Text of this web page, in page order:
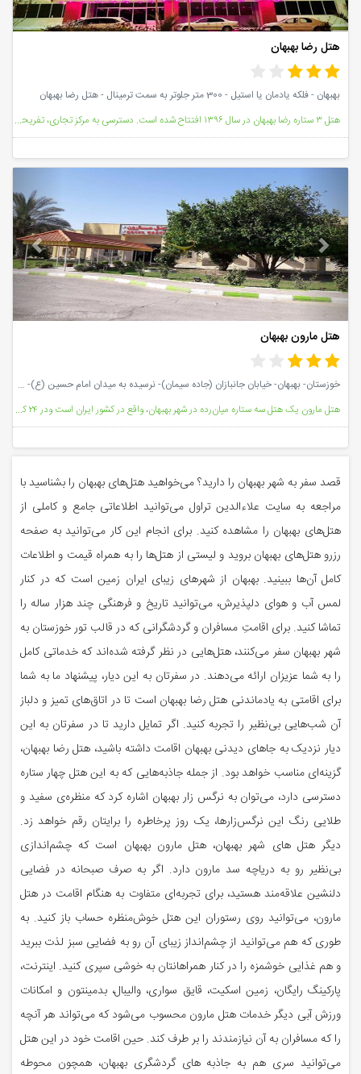
هتل رضا بهبهان
بهبهان - فلکه یادمان یا استیل - 300 متر جلوتر به سمت ترمینال - هتل رضا بهبهان
هتل ۳ ستاره رضا بهبهان در سال ۱۳۹۶ افتتاح شده است. دسترسی به مرکز تجاری، تفریحی آریاگان با فاصله ی ۵
Next
هتل مارون بهبهان
خوزستان- بهبهان- خیابان جانبازان (جاده سیمان)- نرسیده به میدان امام حسین (ع)- شرکت بهره برداری مارون- هتل مارون
هتل مارون یک هتل سه ستاره میان‌رده در شهر بهبهان، واقع در کشور ایران است ودر ۲۴ کیلومتری شهرستان بهب
قصد سفر به شهر بهبهان را دارید؟ می‌خواهید هتل‌های بهبهان را بشناسید با
مراجعه به سایت علاءالدین تراول می‌توانید اطلاعاتی جامع و کاملی از
هتل‌های بهبهان را مشاهده کنید. برای انجام این کار می‌توانید به صفحه
رزرو هتل‌های بهبهان بروید و لیستی از هتل‌ها را به همراه قیمت و اطلاعات
کامل آن‌ها ببینید. بهبهان از شهرهای زیبای ایران زمین است که در کنار
لمس آب و هوای دلپذیرش، می‌توانید تاریخ و فرهنگی چند هزار ساله را
تماشا کنید. برای اقامتِ مسافران و گردشگرانی که در قالب تور خوزستان به
شهر بهبهان سفر می‌کنند، هتل‌هایی در نظر گرفته شده‌اند که خدماتی کامل
را به شما عزیزان ارائه می‌دهند. در سفرتان به این دیار، پیشنهاد ما به شما
برای اقامتی به یادماندنی هتل رضا بهبهان است تا در اتاق‌های تمیز و دلباز
آن شب‌هایی بی‌نظیر را تجربه کنید. اگر تمایل دارید تا در سفرتان به این
دیار نزدیک به جاهای دیدنی بهبهان اقامت داشته باشید، هتل رضا بهبهان،
گزینه‌ای مناسب خواهد بود. از جمله جاذبه‌هایی که به این هتل چهار ستاره
دسترسی دارد، می‌توان به نرگس زار بهبهان اشاره کرد که منظره‌ی سفید و
طلایی رنگ این نرگس‌زارها، یک روز پرخاطره را برایتان رقم خواهد زد.
دیگر هتل های شهر بهبهان، هتل مارون بهبهان است که چشم‌اندازی
بی‌نظیر رو به دریاچه سد مارون دارد. اگر به صرف صبحانه در فضایی
دلنشین علاقه‌مند هستید، برای تجربه‌ای متفاوت به هنگام اقامت در هتل
مارون، می‌توانید روی رستوران این هتل خوش‌منظره حساب باز کنید. به
طوری که هم می‌توانید از چشم‌انداز زیبای آن رو به فضایی سبز لذت ببرید
و هم غذایی خوشمزه را در کنار همراهانتان به خوشی سپری کنید. اینترنت،
پارکینگ رایگان، زمین اسکیت، قایق سواری، والیبال، بدمینتون و امکانات
ورزش آبی دیگر خدمات هتل مارون محسوب می‌شود که می‌تواند هر آنچه
را که مسافران به آن نیازمندند را بر طرف کند. حین اقامت خود در این هتل
می‌توانید سری هم به جاذبه های گردشگری بهبهان، همچون محوطه